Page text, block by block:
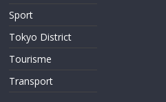
Sport
Tokyo District
Tourisme
Transport